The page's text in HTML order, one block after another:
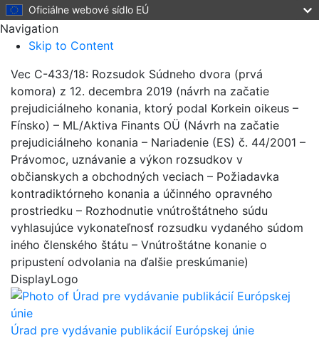
Oficiálne webové sídlo EÚ
Navigation
Skip to Content
Vec C-433/18: Rozsudok Súdneho dvora (prvá
komora) z 12. decembra 2019 (návrh na začatie
prejudiciálneho konania, ktorý podal Korkein oikeus –
Fínsko) – ML/Aktiva Finants OÜ (Návrh na začatie
prejudiciálneho konania – Nariadenie (ES) č. 44/2001 –
Právomoc, uznávanie a výkon rozsudkov v
občianskych a obchodných veciach – Požiadavka
kontradiktórneho konania a účinného opravného
prostriedku – Rozhodnutie vnútroštátneho súdu
vyhlasujúce vykonateľnosť rozsudku vydaného súdom
iného členského štátu – Vnútroštátne konanie o
pripustení odvolania na ďalšie preskúmanie)
DisplayLogo
Úrad pre vydávanie publikácií Európskej únie